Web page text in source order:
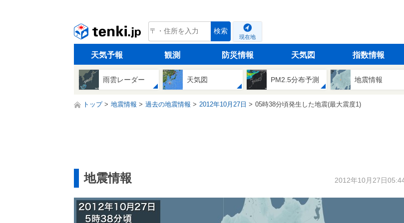
tenki.jp 検索
現在地
天気予報 観測 防災情報 天気図 指数情報
雨雲レーダー 天気図 PM2.5分布予測 地震情報
トップ 地震情報 過去の地震情報 2012年10月27日 05時38分頃発生した地震(最大震度1)
地震情報 2012年10月27日